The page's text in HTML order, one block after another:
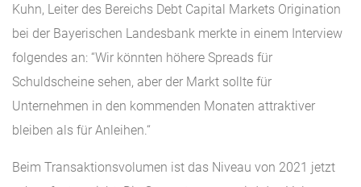
Kuhn, Leiter des Bereichs Debt Capital Markets Origination
bei der Bayerischen Landesbank merkte in einem Interview
folgendes an: “Wir könnten höhere Spreads für
Schuldscheine sehen, aber der Markt sollte für
Unternehmen in den kommenden Monaten attraktiver
bleiben als für Anleihen.“
Beim Transaktionsvolumen ist das Niveau von 2021 jetzt